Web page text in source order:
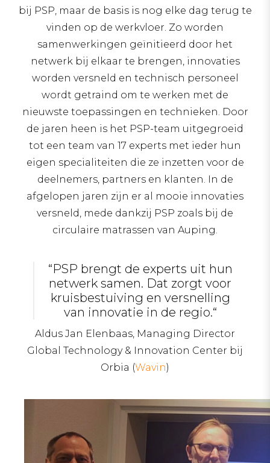
bij PSP, maar de basis is nog elke dag terug te
vinden op de werkvloer. Zo worden
samenwerkingen geïnitieerd door het
netwerk bij elkaar te brengen, innovaties
worden versneld en technisch personeel
wordt getraind om te werken met de
nieuwste toepassingen en technieken. Door
de jaren heen is het PSP-team uitgegroeid
tot een team van 17 experts met ieder hun
eigen specialiteiten die ze inzetten voor de
deelnemers, partners en klanten. In de
afgelopen jaren zijn er al mooie innovaties
versneld, mede dankzij PSP zoals bij de
circulaire matrassen van Auping.
“PSP brengt de experts uit hun
netwerk samen. Dat zorgt voor
kruisbestuiving en versnelling
van innovatie in de regio.“
Aldus Jan Elenbaas, Managing Director
Global Technology & Innovation Center bij
Orbia (Wavin)